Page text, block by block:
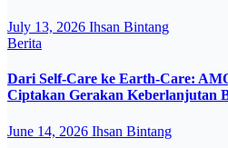
July 13, 2026 Ihsan Bintang
Berita
Dari Self-Care ke Earth-Care:
Ciptakan Gerakan Keberlanjutan
June 14, 2026 Ihsan Bintang